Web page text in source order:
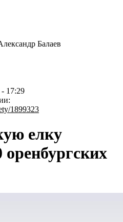
Балаев
17:29
1899323
елку
оренбургских